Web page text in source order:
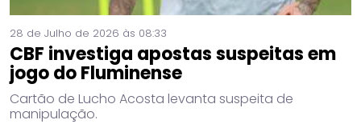
28 de Julho de 2026 às 08:33
CBF investiga apostas suspeitas em
jogo do Fluminense
Cartão de Lucho Acosta levanta suspeita de
manipulação.